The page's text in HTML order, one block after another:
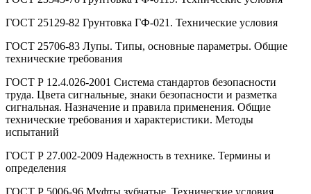
ГОСТ 25129-82 Грунтовка ГФ-021. Технические условия
ГОСТ 25706-83 Лупы. Типы, основные параметры. Общие
технические требования
ГОСТ Р 12.4.026-2001 Система стандартов безопасности
труда. Цвета сигнальные, знаки безопасности и разметка
сигнальная. Назначение и правила применения. Общие
технические требования и характеристики. Методы
испытаний
ГОСТ Р 27.002-2009 Надежность в технике. Термины и
определения
ГОСТ Р 5006-96 Муфты зубчатые. Технические условия